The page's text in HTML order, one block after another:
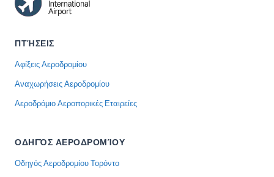
ΠΤΉΣΕΙΣ
Αφίξεις Αεροδρομίου
Αναχωρήσεις Αεροδρομίου
Αεροδρόμιο Αεροπορικές Εταιρείες
ΟΔΗΓΌΣ ΑΕΡΟΔΡΟΜΊΟΥ
Οδηγός Αεροδρομίου Τορόντο